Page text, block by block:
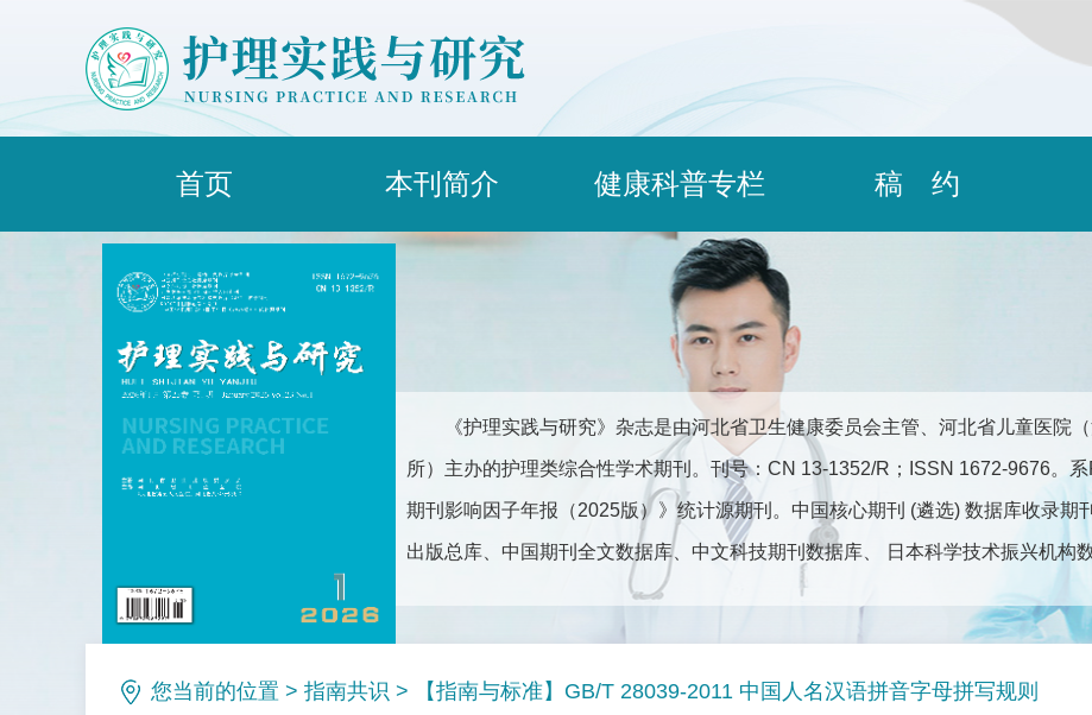
首页 本刊简介 健康科普专栏 稿 约
《护理实践与研究》杂志是由河北省卫生健康委员会主管、河北省儿童医院
所）主办的护理类综合性学术期刊。刊号：CN 13-1352/R；ISSN 1672-9676。
期刊影响因子年报（2025版）》统计源期刊。中国核心期刊 (遴选) 数据库收录期
出版总库、中国期刊全文数据库、中文科技期刊数据库、 日本科学技术振兴机构
护理科学研究、护理管理及护理教学等护理专业群体为读者对象；以报道护理学
论、新方法和新技术为主要内容。包括：论著、调查研究、专科护理实践、中医
理等栏目。是护理专业人士获得专业前沿信息、理论知识、技术方法和开展学术交
您当前的位置 > 指南共识 > 【指南与标准】GB/T 28039-2011 中国人名汉语拼音字母拼写规则